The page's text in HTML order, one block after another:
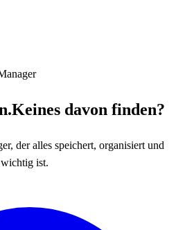
Keines davon finden?
der alles speichert, organisiert und
ist.